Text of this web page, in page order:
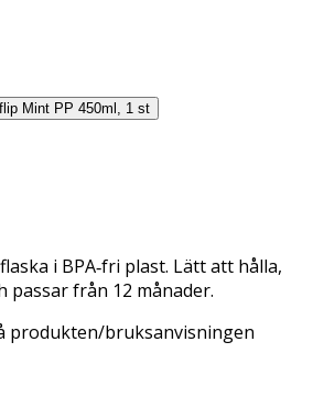
Mint PP 450ml, 1 st
i BPA‑fri plast. Lätt att hålla,
passar från 12 månader.
produkten/bruksanvisningen